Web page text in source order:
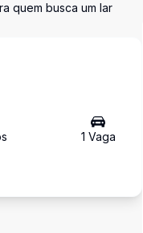
quem busca um lar
s 1 Vaga